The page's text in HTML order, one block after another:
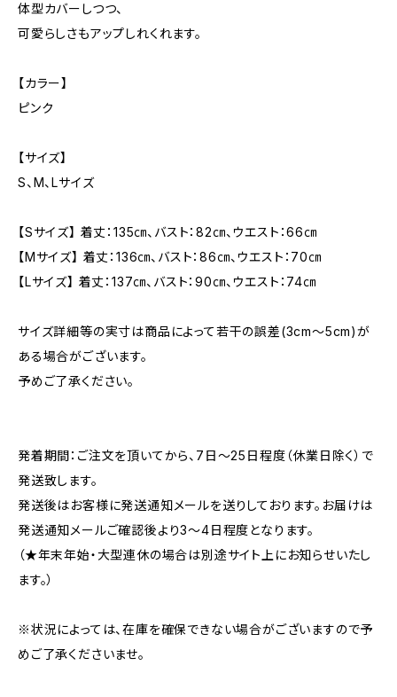
体型カバーしつつ、
可愛らしさもアップしれくれます。
【カラー】
ピンク
【サイズ】
S、M、Lサイズ
【Sサイズ】 着丈：135㎝、バスト：82㎝、ウエスト：66㎝
【Mサイズ】 着丈：136㎝、バスト：86㎝、ウエスト：70㎝
【Lサイズ】 着丈：137㎝、バスト：90㎝、ウエスト：74㎝
サイズ詳細等の実寸は商品によって若干の誤差(3cm〜5cm)が
ある場合がございます。
予めご了承ください。
発着期間：ご注文を頂いてから、7日〜25日程度（休業日除く）で
発送致します。
発送後はお客様に発送通知メールを送りしております。お届けは
発送通知メールご確認後より3〜4日程度となります。
（★年末年始・大型連休の場合は別途サイト上にお知らせいたし
ます。）
※状況によっては、在庫を確保できない場合がございますので予
めご了承くださいませ。